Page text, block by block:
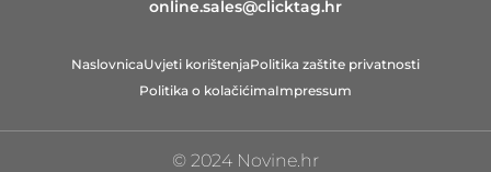
online.sales@clicktag.hr
NaslovnicaUvjeti korištenjaPolitika zaštite privatnosti
Politika o kolačićimaImpressum
© 2024 Novine.hr